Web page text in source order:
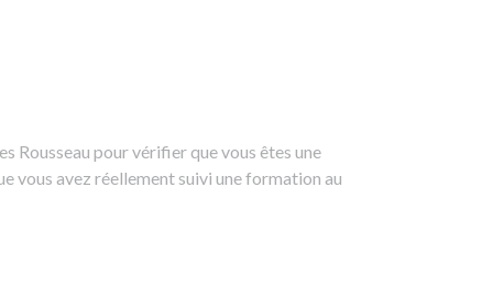
Rousseau pour vérifier que vous êtes une
vous avez réellement suivi une formation au